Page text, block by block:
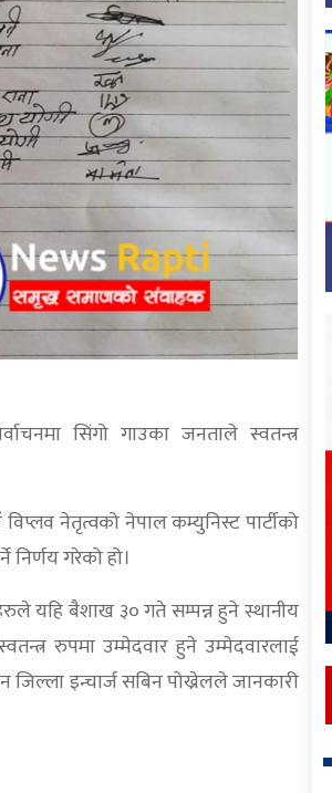
सिंगो गाउका जनताले स्वतन्त्र
नेतृत्वको नेपाल कम्युनिस्ट पार्टीको
निर्णय गरेको हो।
यहि बैशाख ३० गते सम्पन्न हुने स्थानीय
रुपमा उम्मेदवार हुने उम्मेदवारलाई
इन्चार्ज सबिन पोख्रेलले जानकारी